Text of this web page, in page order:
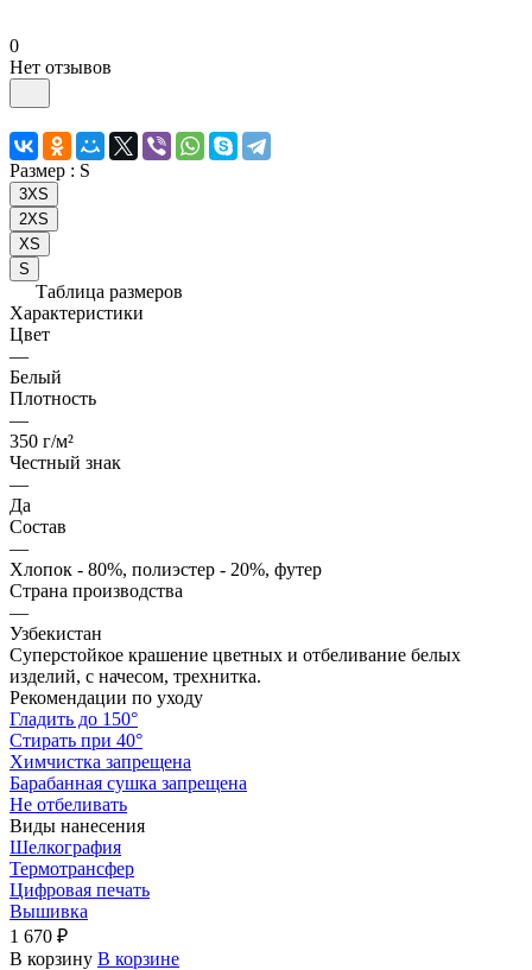
0
Нет отзывов
Размер : S
3XS
2XS
XS
S
Таблица размеров
Характеристики
Цвет
—
Белый
Плотность
—
350 г/м²
Честный знак
—
Да
Состав
—
Хлопок - 80%, полиэстер - 20%, футер
Страна производства
—
Узбекистан
Суперстойкое крашение цветных и отбеливание белых
изделий, с начесом, трехнитка.
Рекомендации по уходу
Гладить до 150°
Стирать при 40°
Химчистка запрещена
Барабанная сушка запрещена
Не отбеливать
Виды нанесения
Шелкография
Термотрансфер
Цифровая печать
Вышивка
1 670 ₽
В корзину В корзине